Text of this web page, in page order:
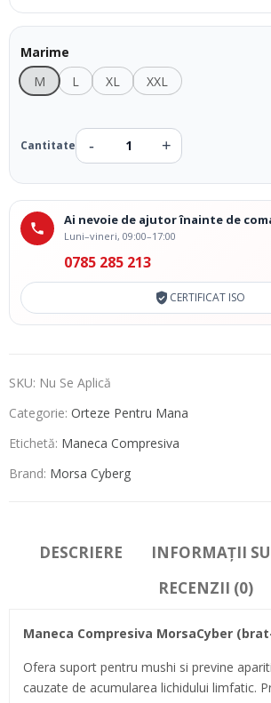
Marime
M
L XL XXL
Ai nevoie de ajutor înainte de
Luni–vineri, 09:00–17:00
0785 285 213
CERTIFICAT ISO
SKU: Nu Se Aplică
Categorie: Orteze Pentru Mana
Etichetă: Maneca Compresiva
Brand: Morsa Cyberg
DESCRIERE
INFORMAȚII
RECENZII (0)
Maneca Compresiva MorsaCyber
Ofera suport pentru mushi si previne
cauzate de acumularea lichidului limfatic.